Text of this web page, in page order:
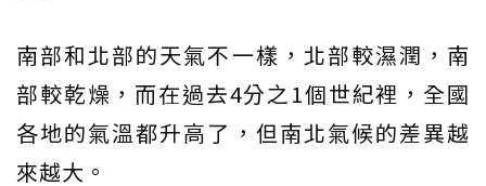
南部和北部的天氣不一樣，北部較濕潤，南
部較乾燥，而在過去4分之1個世紀裡，全國
各地的氣溫都升高了，但南北氣候的差異越
來越大。